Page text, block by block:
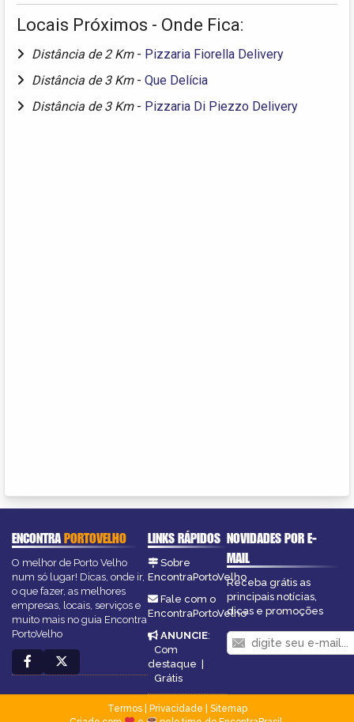
Locais Próximos - Onde Fica:
Distância de 2 Km - Pizzaria Fiorella Delivery
Distância de 3 Km - Que Delícia
Distância de 3 Km - Pizzaria Di Piezzo Delivery
ENCONTRAPORTOVELHO
O melhor de Porto Velho
num só lugar! Dicas, onde ir,
o que fazer, as melhores
empresas, locais, serviços e
muito mais no guia Encontra
PortoVelho
LINKS RÁPIDOS
Sobre
EncontraPortoVelho
Fale com o
EncontraPortoVelho
ANUNCIE:
Com
destaque |
Grátis
NOVIDADES POR E-
MAIL
Receba grátis as
principais notícias,
dicas e promoções
Termos| Privacidade
Sitemap